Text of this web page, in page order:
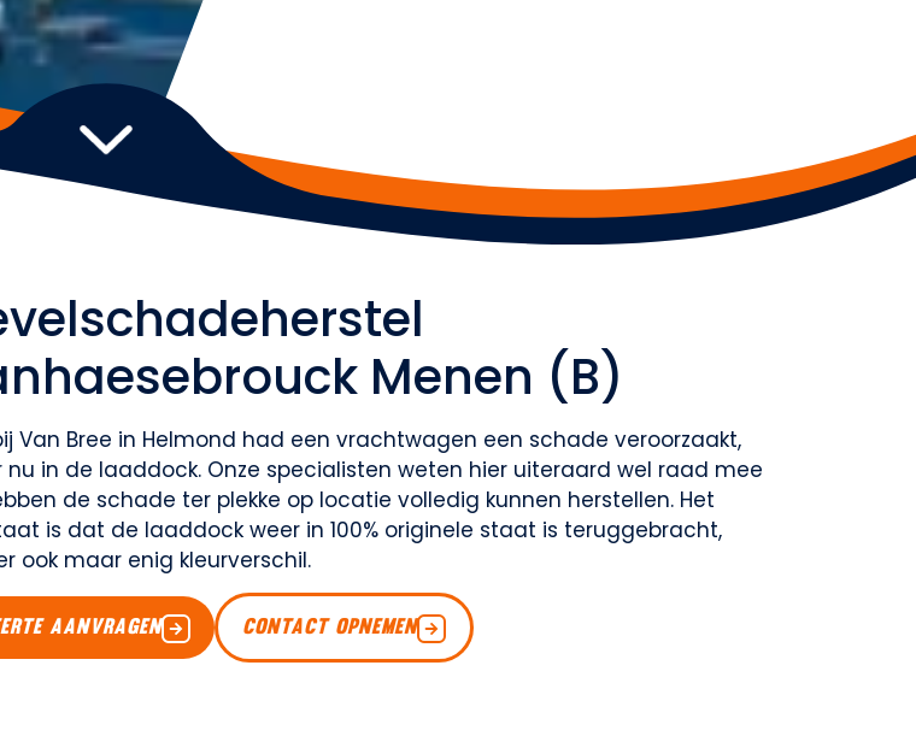
Menen (B)
Van Bree in Helmond had een vrachtwagen een schade veroorzaakt,
nu in de laaddock. Onze specialisten weten hier uiteraard wel raad mee
de schade ter plekke op locatie volledig kunnen herstellen. Het
is dat de laaddock weer in 100% originele staat is teruggebracht,
ook maar enig kleurverschil.
AANVRAGEN CONTACT OPNEMEN